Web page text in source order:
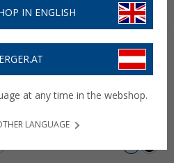
%
IN ENGLISH
at any time in the webshop.
LANGUAGE